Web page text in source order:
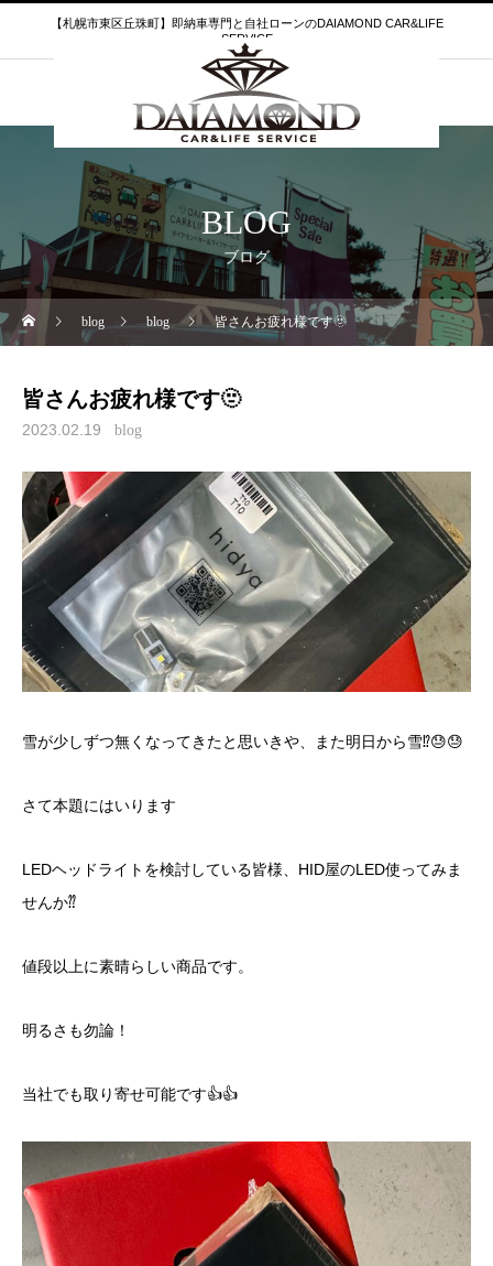
【札幌市東区丘珠町】即納車専門と自社ローンのDAIAMOND CAR&LIFE
SERVICE
BLOG
ブログ
blog blog 皆さんお疲れ様です🫥
皆さんお疲れ様です🫥
2023.02.19 blog
雪が少しずつ無くなってきたと思いきや、また明日から雪⁉︎😓😓
さて本題にはいります
LEDヘッドライトを検討している皆様、HID屋のLED使ってみま
せんか⁇
値段以上に素晴らしい商品です。
明るさも勿論！
当社でも取り寄せ可能です👍👍